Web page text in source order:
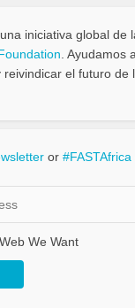
iniciativa global de
. Ayudamos a
el futuro de
or
Web We Want